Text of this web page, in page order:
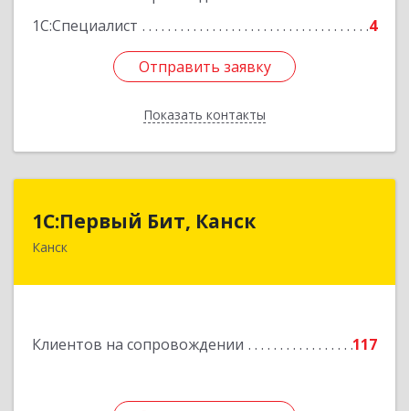
1С:Специалист
4
Отправить заявку
Показать контакты
Отправить заявку
Назад
1С:Первый Бит, Канск
Канск
Клиентов на сопровождении 117